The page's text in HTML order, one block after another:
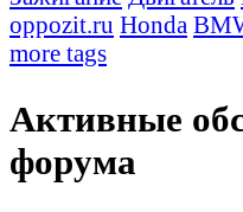
oppozit.ru Honda
more tags
Активные
форума